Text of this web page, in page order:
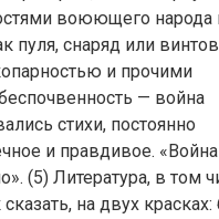
воюющего народа
пуля, снаряд или
и прочими
— война
стихи, постоянно
и правдивое.
(5) Литература, в том
на двух